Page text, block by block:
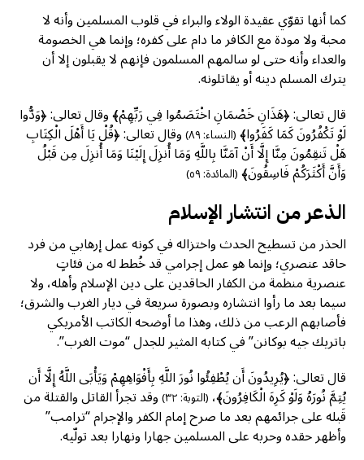
كما أنها تقوّي عقيدة الولاء والبراء في قلوب المسلمين وأنه لا
محبة ولا مودة مع الكافر ما دام على كفره؛ وإنما هي الخصومة
والعداء وأنه حتى لو سالمهم المسلمون فإنهم لا يقبلون إلا أن
يترك المسلم دينه أو يقاتلونه.
قال تعالى: ﴿هَذَانِ خَصْمَانِ اخْتَصَمُوا فِي رَبِّهِمْ﴾ وقال تعالى: ﴿وَدُّوا
لَوْ تَكْفُرُونَ كَمَا كَفَرُوا﴾(النساء: ٨٩) وقال تعالى: ﴿قُلْ يَا أَهْلَ الْكِتَابِ
هَلْ تَنقِمُونَ مِنَّا إِلَّا أَنْ آمَنَّا بِاللَّهِ وَمَا أُنزِلَ إِلَيْنَا وَمَا أُنزِلَ مِن قَبْلُ
وَأَنَّ أَكْثَرَكُمْ فَاسِقُونَ﴾(المائدة: ٥٩)
الذعر من انتشار الإسلام
الحذر من تسطيح الحدث واختزاله في كونه عمل إرهابي من فرد
حاقد عنصري؛ وإنما هو عمل إجرامي قد خُطط له من فئاتٍ
عنصرية منظمة من الكفار الحاقدين على دين الإسلام وأهله، ولا
سيما بعد ما رأوا انتشاره وبصورة سريعة في ديار الغرب والشرق؛
فأصابهم الرعب من ذلك، وهذا ما أوضحه الكاتب الأمريكي
باتريك جيه بوكانن” في كتابه المثير للجدل “موت الغرب”.
قال تعالى: ﴿يُرِيدُونَ أَن يُطْفِئُوا نُورَ اللَّهِ بِأَفْوَاهِهِمْ وَيَأْبَى اللَّهُ إِلَّا أَن
يُتِمَّ نُورَهُ وَلَوْ كَرِهَ الْكَافِرُونَ﴾، (التوبة: ٣٢) وقد تجرأ القاتل والقتلة من
قَبله على جرائمهم بعد ما صرح إمام الكفر والإجرام “ترامب”
وأظهر حقده وحربه على المسلمين جهارا ونهارا بعد تولّيه.